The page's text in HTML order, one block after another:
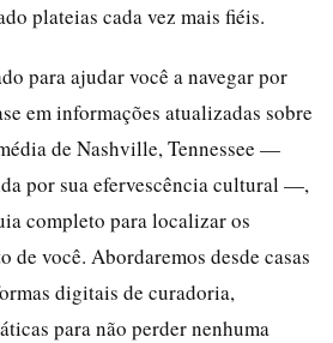
plateias cada vez mais fiéis.
para ajudar você a navegar por
em informações atualizadas sobre
de Nashville, Tennessee —
por sua efervescência cultural —,
completo para localizar os
de você. Abordaremos desde casas
digitais de curadoria,
para não perder nenhuma